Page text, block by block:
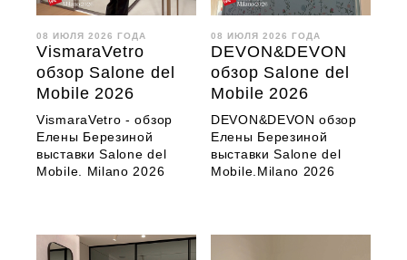
08 ИЮЛЯ 2026 ГОДА
VismaraVetro
обзор Salone del
Mobile 2026
VismaraVetro - обзор
Елены Березиной
выставки Salone del
Mobile. Milano 2026
08 ИЮЛЯ 2026 ГОДА
DEVON&DEVON
обзор Salone del
Mobile 2026
DEVON&DEVON обзор
Елены Березиной
выставки Salone del
Mobile.Milano 2026